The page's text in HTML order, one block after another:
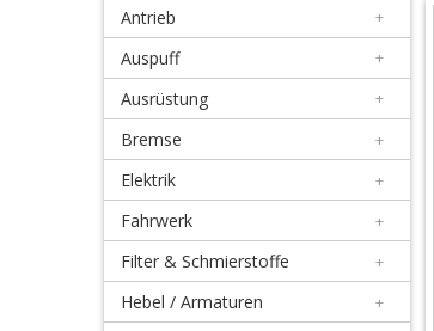
Ausrüstung
Bremse
Elektrik
Fahrwerk
Antrieb +
Auspuff +
Ausrüstung +
Bremse +
Elektrik +
Fahrwerk +
Filter & Schmierstoffe +
Hebel / Armaturen +